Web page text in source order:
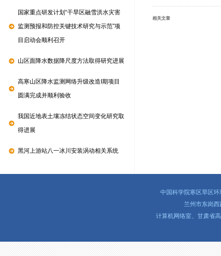
国家重点研发计划“干旱区融雪洪水灾害
监测预报和防控关键技术研究与示范”项
目启动会顺利召开
山区面降水数据降尺度方法取得研究进展
高寒山区降水监测网络升级改造I期项目
圆满完成并顺利验收
我国近地表土壤冻结状态空间变化研究取
得进展
黑河上游站八一冰川安装涡动相关系统
相关文章
中国科学院寒区旱区
兰州市东岗
计算机网络室、甘肃省